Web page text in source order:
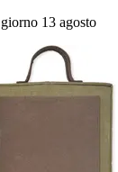
13 agosto